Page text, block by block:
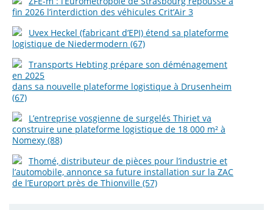
fin 2026 l’interdiction des véhicules Crit’Air 3
Uvex Heckel (fabricant d’EPI) étend sa plateforme
logistique de Niedermodern (67)
Transports Hebting prépare son déménagement
en 2025
dans sa nouvelle plateforme logistique à Drusenheim
(67)
L’entreprise vosgienne de surgelés Thiriet va
construire une plateforme logistique de 18 000 m² à
Nomexy (88)
Thomé, distributeur de pièces pour l’industrie et
l’automobile, annonce sa future installation sur la ZAC
de l’Europort près de Thionville (57)